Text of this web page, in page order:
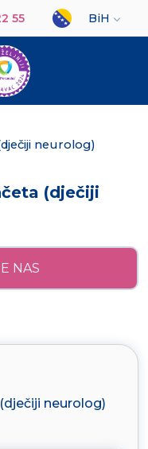
55
Select your
BiH
neurolog)
(dječiji
NAS
neurolog)